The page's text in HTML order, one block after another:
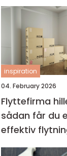
inspiration
04. February 2026
Flyttefirma
sådan får du
effektiv